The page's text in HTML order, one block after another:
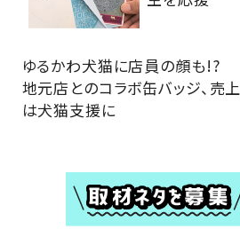
ゆるかわ犬猫に店員の顔も!?
地元店とのコラボ缶バッジ、売上
は犬猫支援に